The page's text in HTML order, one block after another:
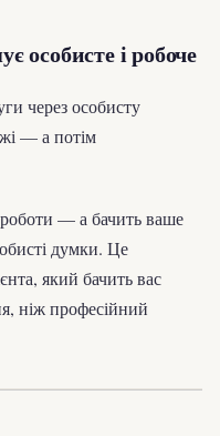
особисте і робоче
через особисту
— а потім
— а бачить ваше
думки. Це
який бачить вас
ніж професійний